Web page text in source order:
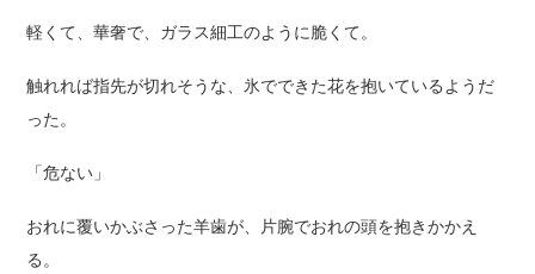
軽くて、華奢で、ガラス細工のように脆くて。
触れれば指先が切れそうな、氷でできた花を抱いているようだ
った。
「危ない」
おれに覆いかぶさった羊歯が、片腕でおれの頭を抱きかかえ
る。